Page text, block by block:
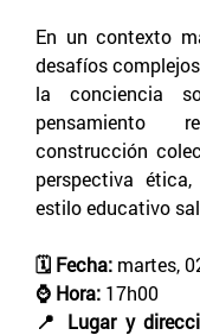
En un contexto
desafíos
la conciencia
pensamiento
construcción
perspectiva
estilo educativo
🗓️ Fecha: martes,
⌚ Hora: 17h00
📍 Lugar y